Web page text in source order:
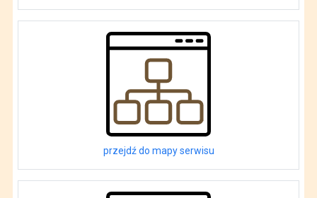
przejdź do mapy serwisu